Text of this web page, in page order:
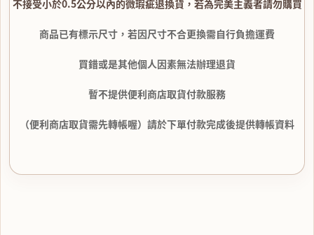
不接受小於0.5公分以內的微瑕疵退換貨，若為完美主義者請勿購買
商品已有標示尺寸，若因尺寸不合更換需自行負擔運費
買錯或是其他個人因素無法辦理退貨
暫不提供便利商店取貨付款服務
（便利商店取貨需先轉帳喔）請於下單付款完成後提供轉帳資料